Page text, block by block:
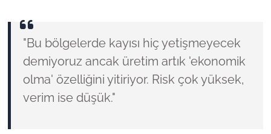
"Bu bölgelerde kayısı hiç yetişmeyecek
demiyoruz ancak üretim artık 'ekonomik
olma' özelliğini yitiriyor. Risk çok yüksek,
verim ise düşük."